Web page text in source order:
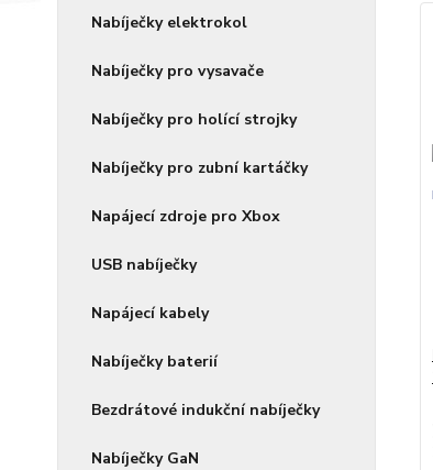
Nabíječky elektrokol
Nabíječky pro vysavače
Nabíječky pro holící strojky
Nabíječky pro zubní kartáčky
Napájecí zdroje pro Xbox
USB nabíječky
Napájecí kabely
Nabíječky baterií
Bezdrátové indukční nabíječky
Nabíječky GaN